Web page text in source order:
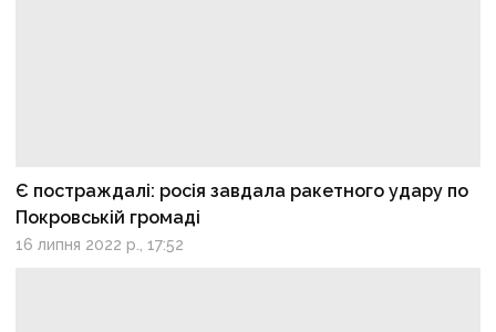
Є постраждалі: росія завдала ракетного удару по
Покровській громаді
16 липня 2022 р., 17:52